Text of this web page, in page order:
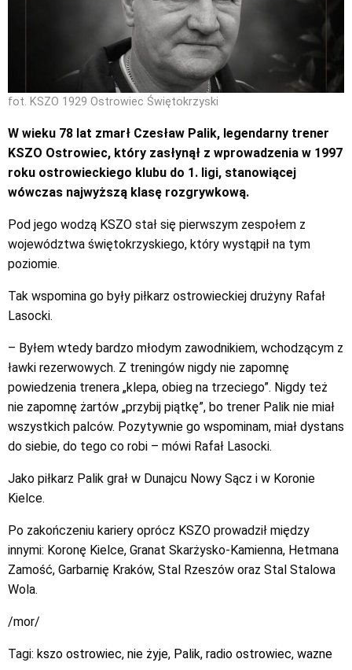
fot. KSZO 1929 Ostrowiec Świętokrzyski
W wieku 78 lat zmarł Czesław Palik, legendarny trener
KSZO Ostrowiec, który zasłynął z wprowadzenia w 1997
roku ostrowieckiego klubu do 1. ligi, stanowiącej
wówczas najwyższą klasę rozgrywkową.
Pod jego wodzą KSZO stał się pierwszym zespołem z
województwa świętokrzyskiego, który wystąpił na tym
poziomie.
Tak wspomina go były piłkarz ostrowieckiej drużyny Rafał
Lasocki.
– Byłem wtedy bardzo młodym zawodnikiem, wchodzącym z
ławki rezerwowych. Z treningów nigdy nie zapomnę
powiedzenia trenera „klepa, obieg na trzeciego”. Nigdy też
nie zapomnę żartów „przybij piątkę”, bo trener Palik nie miał
wszystkich palców. Pozytywnie go wspominam, miał dystans
do siebie, do tego co robi – mówi Rafał Lasocki.
Jako piłkarz Palik grał w Dunajcu Nowy Sącz i w Koronie
Kielce.
Po zakończeniu kariery oprócz KSZO prowadził między
innymi: Koronę Kielce, Granat Skarżysko-Kamienna, Hetmana
Zamość, Garbarnię Kraków, Stal Rzeszów oraz Stal Stalowa
Wola.
/mor/
Tagi: kszo ostrowiec, nie żyje, Palik, radio ostrowiec, wazne